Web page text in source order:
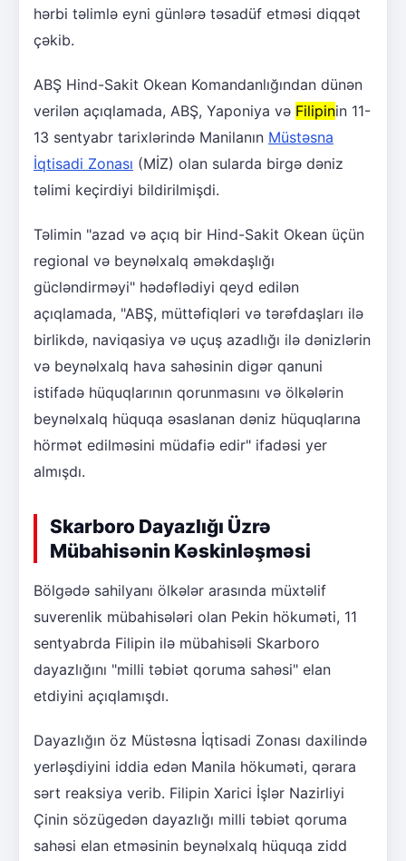
hərbi təlimlə eyni günlərə təsadüf etməsi diqqət
çəkib.
ABŞ Hind-Sakit Okean Komandanlığından dünən
verilən açıqlamada, ABŞ, Yaponiya və Filipinin 11-
13 sentyabr tarixlərində Manilanın Müstəsna
İqtisadi Zonası (MİZ) olan sularda birgə dəniz
təlimi keçirdiyi bildirilmişdi.
Təlimin "azad və açıq bir Hind-Sakit Okean üçün
regional və beynəlxalq əməkdaşlığı
gücləndirməyi" hədəflədiyi qeyd edilən
açıqlamada, "ABŞ, müttəfiqləri və tərəfdaşları ilə
birlikdə, naviqasiya və uçuş azadlığı ilə dənizlərin
və beynəlxalq hava sahəsinin digər qanuni
istifadə hüquqlarının qorunmasını və ölkələrin
beynəlxalq hüquqa əsaslanan dəniz hüquqlarına
hörmət edilməsini müdafiə edir" ifadəsi yer
almışdı.
Skarboro Dayazlığı Üzrə
Mübahisənin Kəskinləşməsi
Bölgədə sahilyanı ölkələr arasında müxtəlif
suverenlik mübahisələri olan Pekin hökuməti, 11
sentyabrda Filipin ilə mübahisəli Skarboro
dayazlığını "milli təbiət qoruma sahəsi" elan
etdiyini açıqlamışdı.
Dayazlığın öz Müstəsna İqtisadi Zonası daxilində
yerləşdiyini iddia edən Manila hökuməti, qərara
sərt reaksiya verib. Filipin Xarici İşlər Nazirliyi
Çinin sözügedən dayazlığı milli təbiət qoruma
sahəsi elan etməsinin beynəlxalq hüquqa zidd